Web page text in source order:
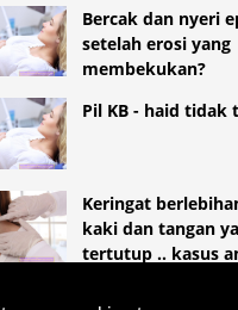
Bercak dan nyeri
setelah erosi yang
membekukan?
Pil KB - haid tidak
Keringat
kaki dan tangan
tertutup .. kasus